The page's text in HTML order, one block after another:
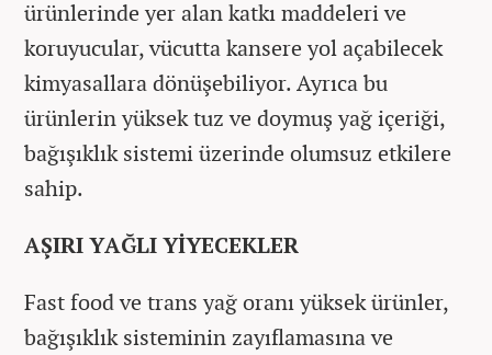
ürünlerinde yer alan katkı maddeleri ve
koruyucular, vücutta kansere yol açabilecek
kimyasallara dönüşebiliyor. Ayrıca bu
ürünlerin yüksek tuz ve doymuş yağ içeriği,
bağışıklık sistemi üzerinde olumsuz etkilere
sahip.
AŞIRI YAĞLI YİYECEKLER
Fast food ve trans yağ oranı yüksek ürünler,
bağışıklık sisteminin zayıflamasına ve